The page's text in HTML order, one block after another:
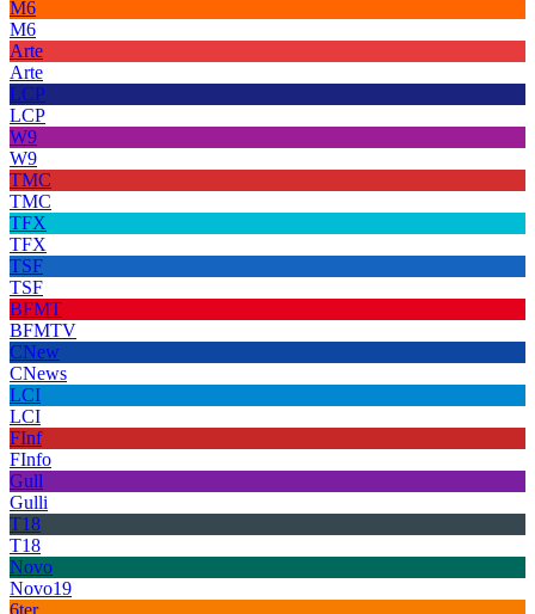
M6
M6
Arte
Arte
LCP
LCP
W9
W9
TMC
TMC
TFX
TFX
TSF
TSF
BFMT
BFMTV
CNew
CNews
LCI
LCI
FInf
FInfo
Gull
Gulli
T18
T18
Novo
Novo19